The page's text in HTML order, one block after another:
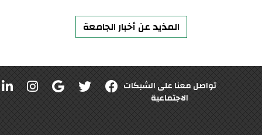
المذيد عن أخبار الجامعة
تواصل معنا على الشبكات
الاجتماعية